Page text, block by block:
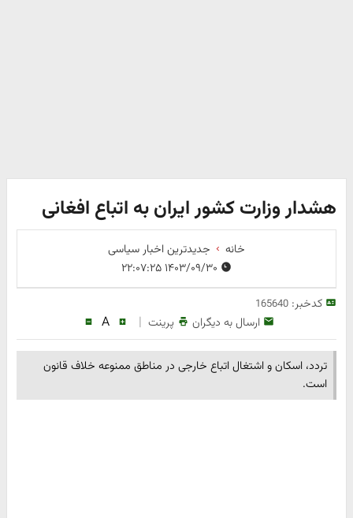
هشدار وزارت کشور ایران به اتباع افغانی
خانه
جدیدترین اخبار سیاسی
کدخبر:165640
ارسال به دیگران پرینت |
A
تردد، اسکان و اشتغال اتباع خارجی در ‌مناطق ممنوعه خلاف قانون
است.